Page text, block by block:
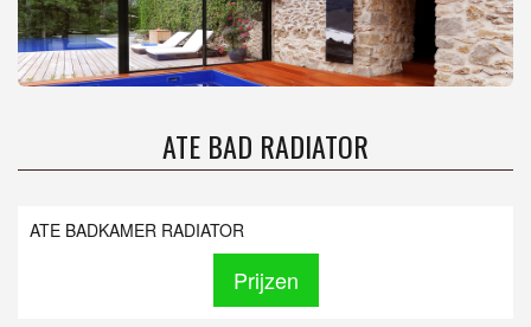
ATE BAD RADIATOR
ATE BADKAMER RADIATOR
Prijzen